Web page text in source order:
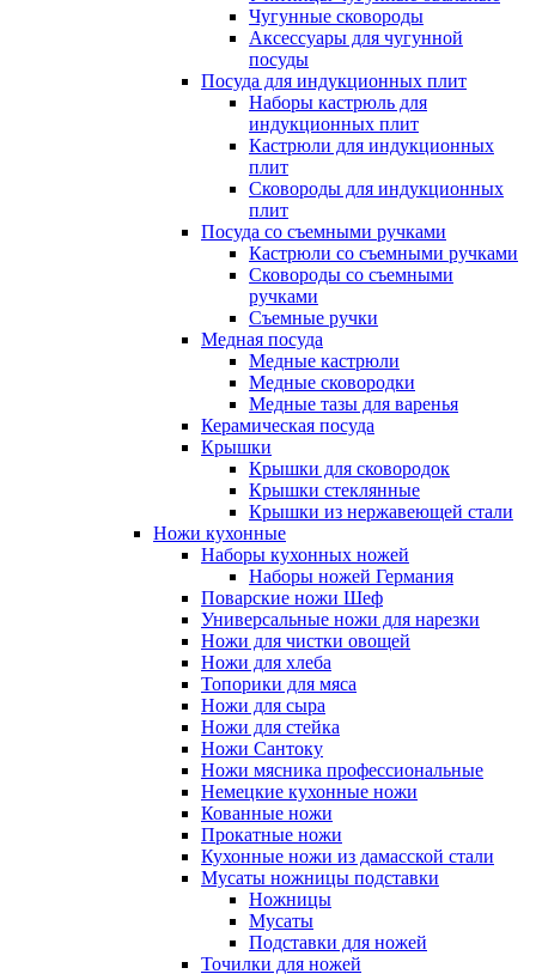
Чугунные сковороды
Аксессуары для чугунной
посуды
Посуда для индукционных плит
Наборы кастрюль для
индукционных плит
Кастрюли для индукционных
плит
Сковороды для индукционных
плит
Посуда со съемными ручками
Кастрюли со съемными ручками
Сковороды со съемными
ручками
Съемные ручки
Медная посуда
Медные кастрюли
Медные сковородки
Медные тазы для варенья
Керамическая посуда
Крышки
Крышки для сковородок
Крышки стеклянные
Крышки из нержавеющей стали
Ножи кухонные
Наборы кухонных ножей
Наборы ножей Германия
Поварские ножи Шеф
Универсальные ножи для нарезки
Ножи для чистки овощей
Ножи для хлеба
Топорики для мяса
Ножи для сыра
Ножи для стейка
Ножи Сантоку
Ножи мясника профессиональные
Немецкие кухонные ножи
Кованные ножи
Прокатные ножи
Кухонные ножи из дамасской стали
Мусаты ножницы подставки
Ножницы
Мусаты
Подставки для ножей
Точилки для ножей